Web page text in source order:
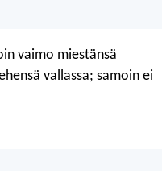
vaimo miestänsä
vallassa; samoin ei